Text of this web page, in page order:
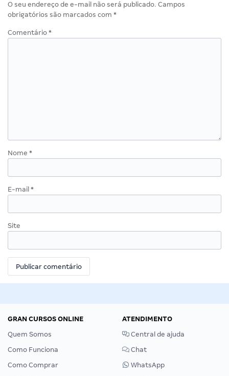
O seu endereço de e-mail não será publicado. Campos
obrigatórios são marcados com *
Comentário *
Nome *
E-mail *
Site
GRAN CURSOS ONLINE
Quem Somos
Como Funciona
Como Comprar
ATENDIMENTO
Central de ajuda
Chat
WhatsApp